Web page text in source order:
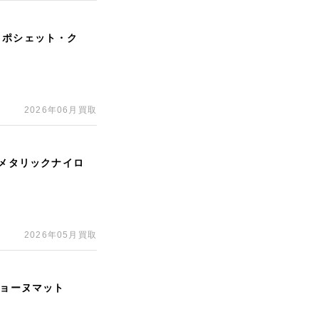
シェット・ク
2026年06月買取
タリックナイロ
2026年05月買取
ーヌマット